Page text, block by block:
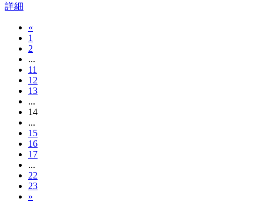
詳細
«
1
2
...
11
12
13
...
14
...
15
16
17
...
22
23
»